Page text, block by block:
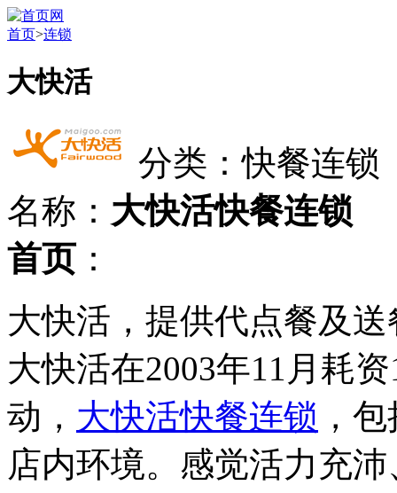
首页>连锁
大快活
分类：快餐连锁
名称： 大快活快餐连锁
首页 ：
大快活，提供代点餐及
大快活在2003年11月耗
动， 大快活快餐连锁 ，
店内环境。感觉活力充